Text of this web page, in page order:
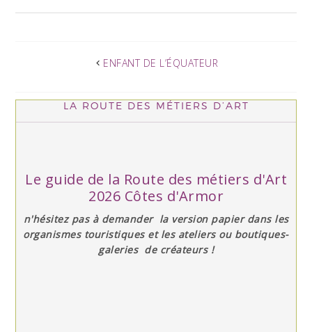
ENFANT DE L’ÉQUATEUR
LA ROUTE DES MÉTIERS D’ART
Le guide de la Route des métiers d'Art
2026 Côtes d'Armor
n'hésitez pas à demander la version papier dans les
organismes touristiques et les ateliers ou boutiques-
galeries de créateurs !